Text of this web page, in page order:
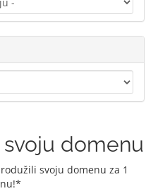
domenu
svoju domenu za 1